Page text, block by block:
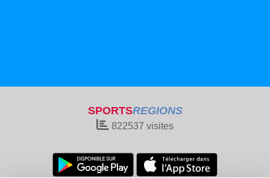
SPORTSREGIONS
822537 visites